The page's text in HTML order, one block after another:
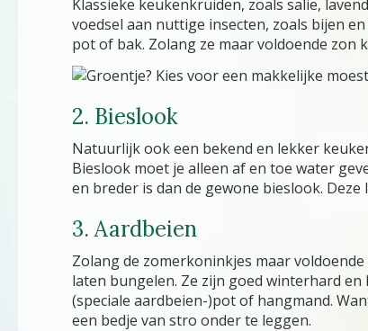
Klassieke keukenkruiden, zoals salie,
voedsel aan nuttige insecten, zoals bijen
pot of bak. Zolang ze maar voldoende zon
2. Bieslook
Natuurlijk ook een bekend en lekker
Bieslook moet je alleen af en toe water
en breder is dan de gewone bieslook.
3. Aardbeien
Zolang de zomerkoninkjes maar
laten bungelen. Ze zijn goed winterhard
(speciale aardbeien-)pot of hangmand.
een bedje van stro onder te leggen.